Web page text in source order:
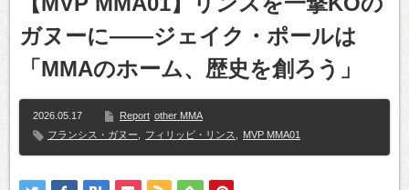
ガヌーに――ジェイク・ポールは
「MMAのホーム、歴史を創ろう」
2026.05.17 Report other MMA
フランシス・ガヌー
フィリッピ・リンス MVP MMA01